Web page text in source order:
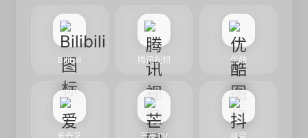
Bilibili 腾讯视频 优酷